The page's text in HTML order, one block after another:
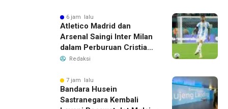
6 jam lalu
Atletico Madrid dan
Arsenal Saingi Inter Milan
dalam Perburuan Cristian
Romero, Transfer Bek
Redaksi
7 jam lalu
Bandara Husein
Sastranegara Kembali